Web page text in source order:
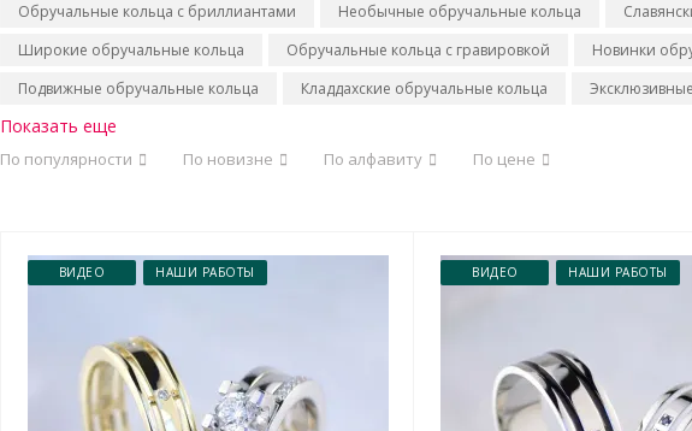
Обручальные кольца с бриллиантами Необычные обручальные кольца
Широкие обручальные кольца
Обручальные кольца с гравировкой Новинки
Подвижные обручальные кольца
Кладдахские обручальные кольца
Показать еще
По популярности По новизне По алфавиту По цене
ВИДЕО НАШИ РАБОТЫ ВИДЕО НАШИ РАБОТЫ